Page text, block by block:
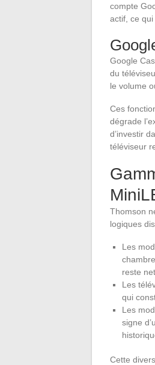
compte
actif, ce qui
Google
du
le volume
Ces
dégrade
d’investir
téléviseur
Thomson
logiques
Les
reste
Les
qui
Les
signe
Cette